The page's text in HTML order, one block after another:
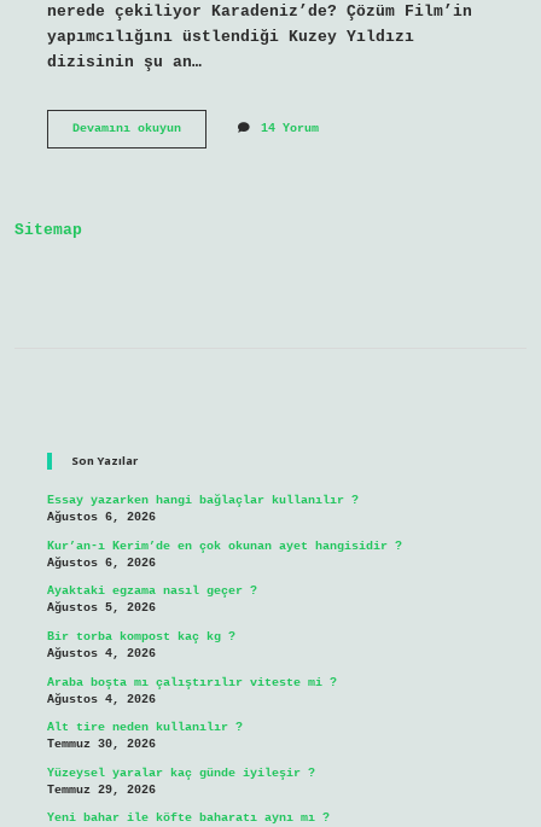
nerede çekiliyor Karadeniz’de? Çözüm Film’in
yapımcılığını üstlendiği Kuzey Yıldızı
dizisinin şu an…
Devamını okuyunYeni
14 Yorum
Sitemap
Son Yazılar
Essay yazarken hangi bağlaçlar kullanılır ?
Ağustos 6, 2026
Kur’an-ı Kerim’de en çok okunan ayet hangisidir ?
Ağustos 6, 2026
Ayaktaki egzama nasıl geçer ?
Ağustos 5, 2026
Bir torba kompost kaç kg ?
Ağustos 4, 2026
Araba boşta mı çalıştırılır viteste mi ?
Ağustos 4, 2026
Alt tire neden kullanılır ?
Temmuz 30, 2026
Yüzeysel yaralar kaç günde iyileşir ?
Temmuz 29, 2026
Yeni bahar ile köfte baharatı aynı mı ?